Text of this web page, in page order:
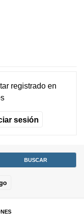
registradoen
sesión